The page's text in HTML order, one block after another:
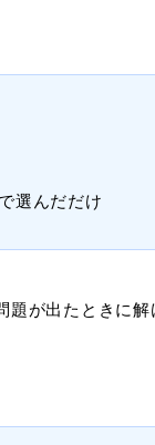
選んだだけ
題が出たときに解